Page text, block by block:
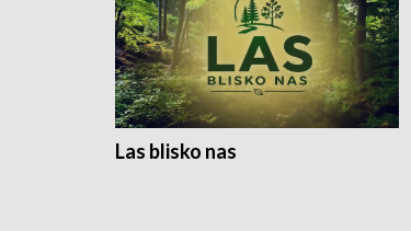
Las blisko nas